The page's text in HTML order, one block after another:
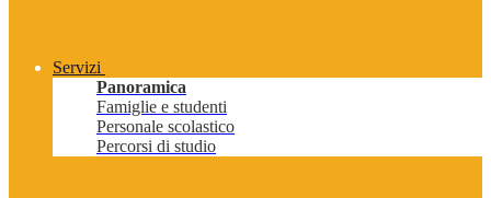
Servizi
Panoramica
Famiglie e studenti
Personale scolastico
Percorsi di studio